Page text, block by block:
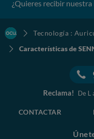
¿Quieres recibir
Tecnología :
Características de
Reclama! De L
CONTACTAR